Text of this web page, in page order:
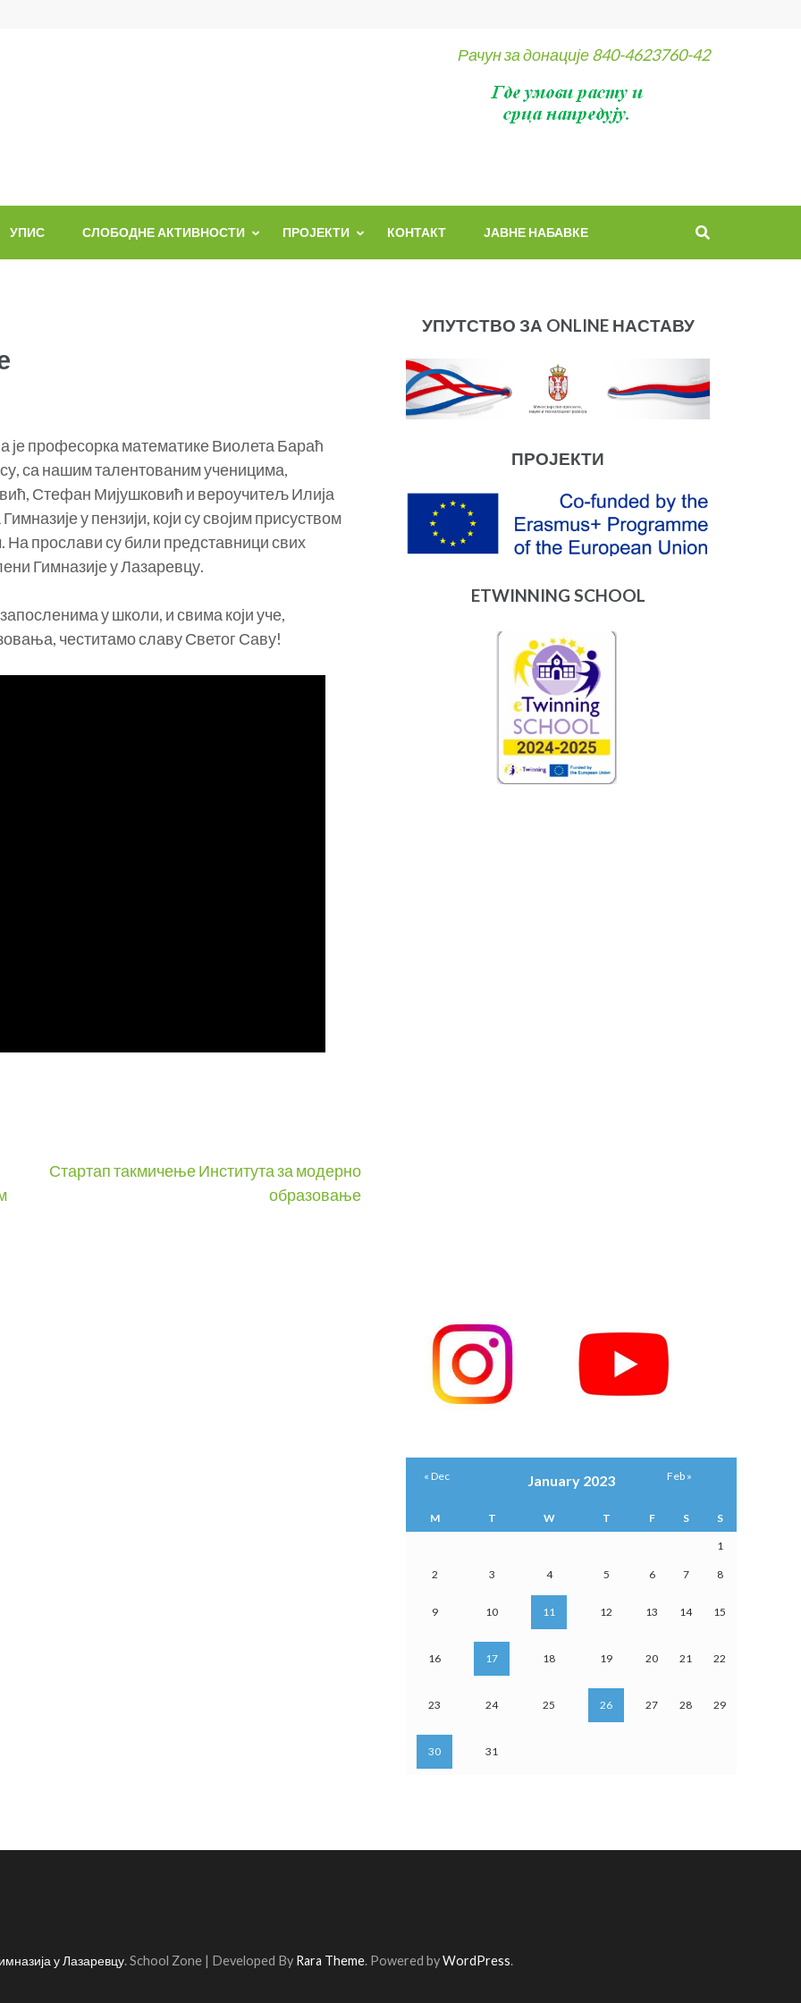
Рачун за донације 840-4623760-42
УПИС СЛОБОДНЕ АКТИВНОСТИ ПРОЈЕКТИ КОНТАКТ ЈАВНЕ НАБАВКЕ
професорка математике Виолета Бараћ
са нашим талентованим ученицима,
Стефан Мијушковић и вероучитељ Илија
у пензији, који су својим присуством
прослави су били представници свих
Гимназије у Лазаревцу.
у школи, и свима који уче,
честитамо славу Светог Саву!
Стартап такмичење Института за модерно
образовање
УПУТСТВО ЗА ONLINE НАСТАВУ
ПРОЈЕКТИ
ETWINNING SCHOOL
January 2023
M T W T F S S
1
2 3 4 5 6 7 8
9 10 11 12 13 14 15
16 17 18 19 20 21 22
23 24 25 26 27 28 29
30 31
« Dec Feb »
у Лазаревцу. School Zone | Developed By Rara Theme. Powered byWordPress.